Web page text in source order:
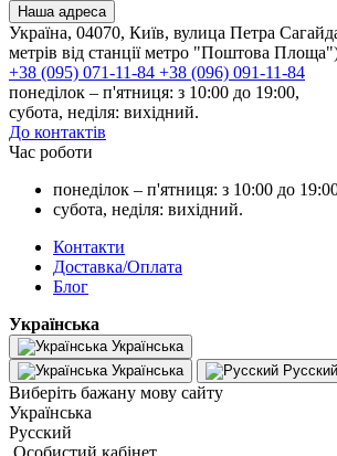
Наша адреса
Україна, 04070, Київ, вулица Петра
метрів від станції метро "Поштова
+38 (095) 071-11-84 +38 (096) 091-11-84
понеділок – п'ятниця: з 10:00 до 19:00,
субота, неділя: вихідний.
До контактів
Час роботи
понеділок – п'ятниця: з 10:00 до
субота, неділя: вихідний.
Контакти
Доставка/Оплата
Блог
Українська
Українська
Українська
Русский
Виберіть бажану мову сайту
Українська
Русский
Особистий кабінет